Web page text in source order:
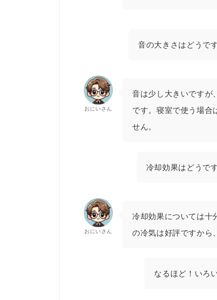
音の大きさはどうで
おにいさん
音は少し大きいですが
です。寝室で使う場合
せん。
冷却効果はどうで
おにいさん
冷却効果については十
の冷気は好評ですから
なるほど！いろ